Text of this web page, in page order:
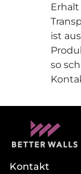
ist
so
Kontakt